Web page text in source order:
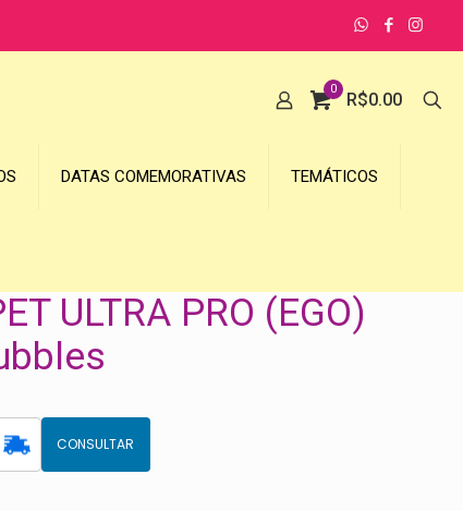
0
R$0.00
DATAS COMEMORATIVAS TEMÁTICOS
ULTRA PRO (EGO)
CONSULTAR